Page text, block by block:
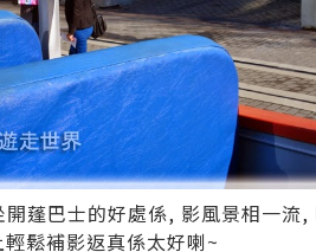
蓬巴士的好處係, 影風景相一流
鬆補影返真係太好喇~